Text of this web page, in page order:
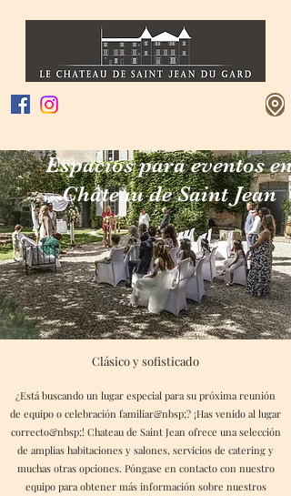
Espacios para eventos en
Château de Saint Jean
Clásico y sofisticado
¿Está buscando un lugar especial para su próxima reunión
de equipo o celebración familiar&nbsp;? ¡Has venido al lugar
correcto&nbsp;! Chateau de Saint Jean ofrece una selección
de amplias habitaciones y salones, servicios de catering y
muchas otras opciones. Póngase en contacto con nuestro
equipo para obtener más información sobre nuestros